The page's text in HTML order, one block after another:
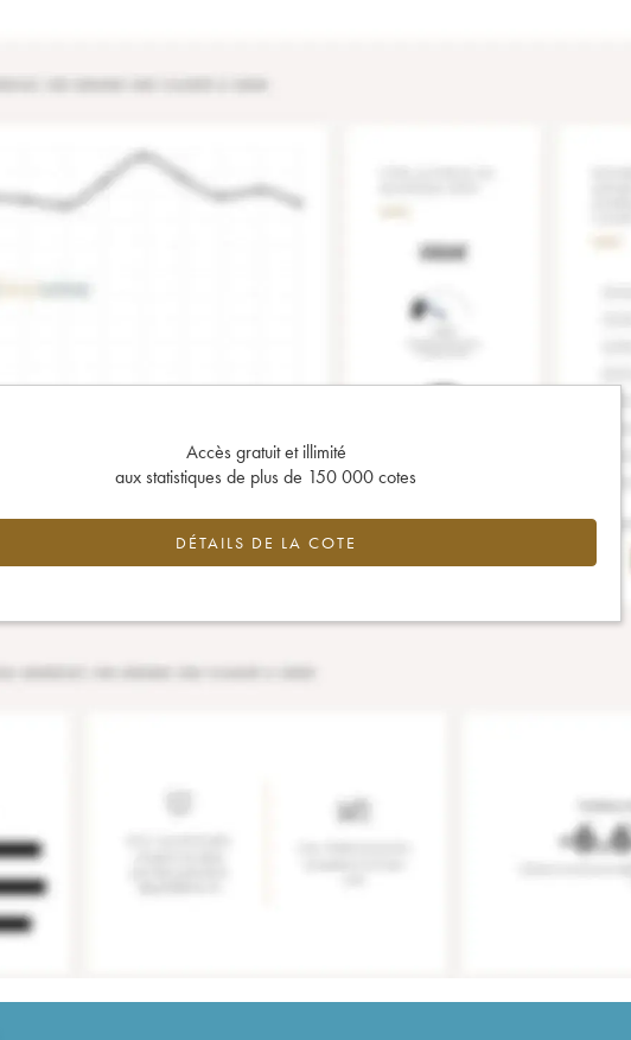
Accès gratuit et illimité
aux statistiques de plus de 150 000 cotes
DÉTAILS DE LA COTE